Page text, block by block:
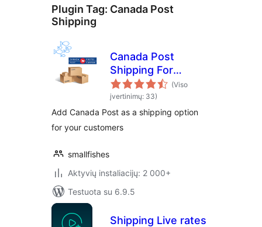
Plugin Tag: Canada Post
Shipping
Canada Post
Shipping For
WooCommerce
(Viso
įvertinimų: 33)
Add Canada Post as a shipping option
for your customers
smallfishes
Aktyvių instaliacijų: 2 000+
Testuota su 6.9.5
Shipping Live rates